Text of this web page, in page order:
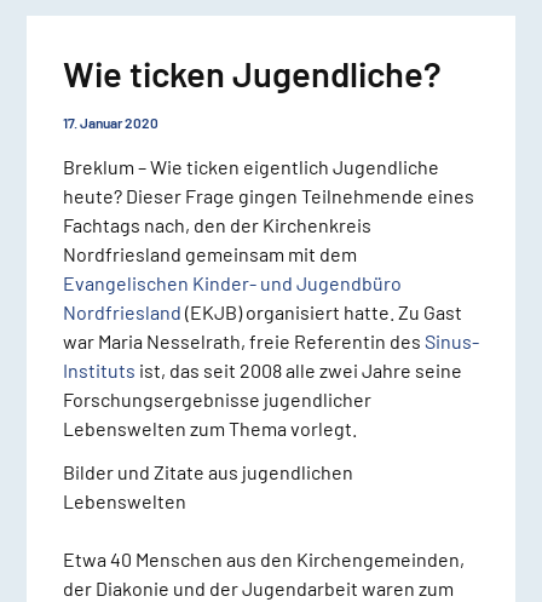
Wie ticken Jugendliche?
17. Januar 2020
Breklum – Wie ticken eigentlich Jugendliche
heute? Dieser Frage gingen Teilnehmende eines
Fachtags nach, den der Kirchenkreis
Nordfriesland gemeinsam mit dem
Evangelischen Kinder- und Jugendbüro
Nordfriesland (EKJB) organisiert hatte. Zu Gast
war Maria Nesselrath, freie Referentin des Sinus-
Instituts ist, das seit 2008 alle zwei Jahre seine
Forschungsergebnisse jugendlicher
Lebenswelten zum Thema vorlegt.
Bilder und Zitate aus jugendlichen
Lebenswelten
Etwa 40 Menschen aus den Kirchengemeinden,
der Diakonie und der Jugendarbeit waren zum